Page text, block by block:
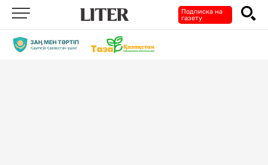
Подписка на
газету